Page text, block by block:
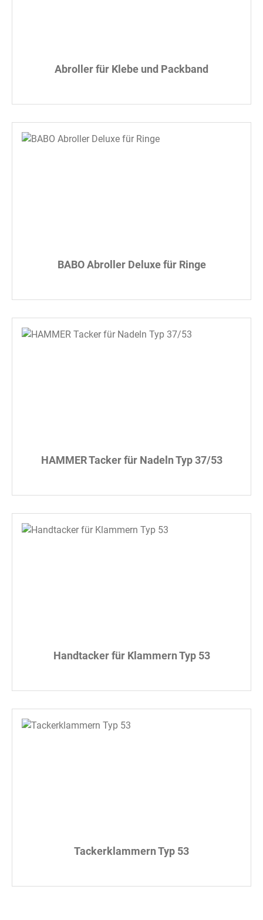
Abroller für Klebe und Packband
BABO Abroller Deluxe für Ringe
HAMMER Tacker für Nadeln Typ 37/53
Handtacker für Klammern Typ 53
Tackerklammern Typ 53